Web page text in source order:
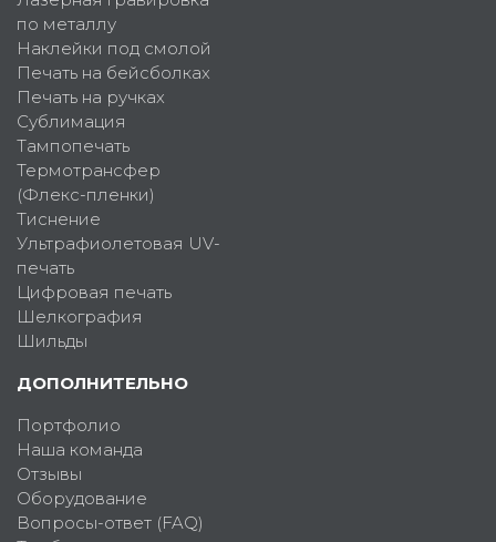
по металлу
Наклейки под смолой
Печать на бейсболках
Печать на ручках
Сублимация
Тампопечать
Термотрансфер
(Флекс-пленки)
Тиснение
Ультрафиолетовая UV-
печать
Цифровая печать
Шелкография
Шильды
ДОПОЛНИТЕЛЬНО
Портфолио
Наша команда
Отзывы
Оборудование
Вопросы-ответ (FAQ)